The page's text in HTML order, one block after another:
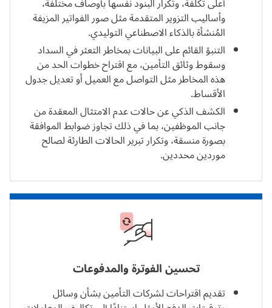
وأساليب التزوير المتقدمة مثل صور الفواتير المزيفة
المُنشأة بالذكاء الاصطناعي التوليدي.
التنبؤ القائم على البيانات بمخاطر التعثر في السداد
وسقوط وثائق التأمين، مع اقتراح خطوات الحد من
هذه المخاطر مثل التواصل مع العميل أو تعديل جدول
الأقساط.
الكشف الذكي عن حالات عدم الامتثال المعقدة من
جانب الموظفين، بما في ذلك تجاوز ضوابط الموافقة
بصورة منسقة، وتكرار تبرير الحالات الطارئة لصالح
موردين محددين.
تحسين الفوترة والمدفوعات
تقديم اقتراحات لشركات التأمين بشأن وسائل